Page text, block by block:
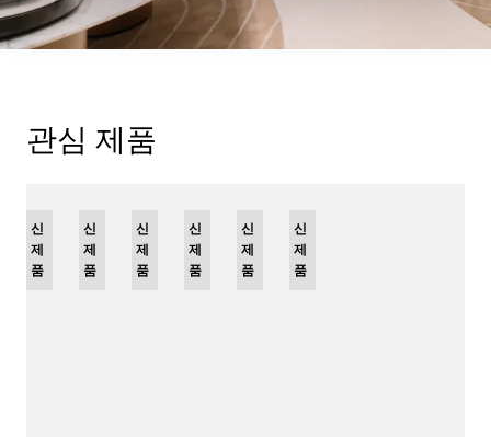
관심 제품
신
제
품
신
제
품
신
제
품
신
제
품
신
제
품
신
제
품